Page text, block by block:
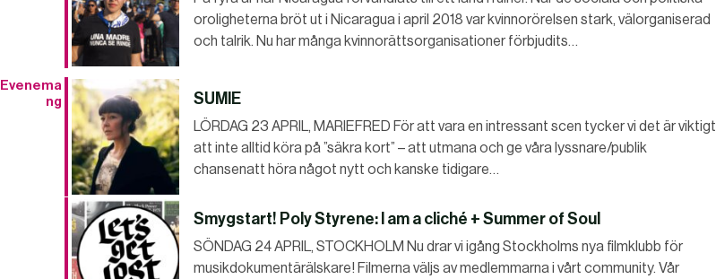
oroligheterna bröt ut i Nicaragua i april 2018 var kvinnorörelsen stark, välorganiserad
och talrik. Nu har många kvinnorättsorganisationer förbjudits…
Evenema
ng
SUMIE
LÖRDAG 23 APRIL, MARIEFRED För att vara en intressant scen tycker vi det är viktigt
att inte alltid köra på ”säkra kort” – att utmana och ge våra lyssnare/publik
chansenatt höra något nytt och kanske tidigare…
Smygstart! Poly Styrene: I am a cliché + Summer of Soul
SÖNDAG 24 APRIL, STOCKHOLM Nu drar vi igång Stockholms nya filmklubb för
musikdokumentärälskare! Filmerna väljs av medlemmarna i vårt community. Vår